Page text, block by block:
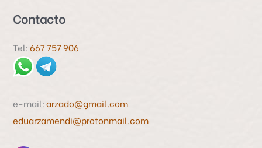
c
r
p
r
:
Contacto
Tel:667 757 906
e-mail:arzado@gmail.com
eduarzamendi@protonmail.com